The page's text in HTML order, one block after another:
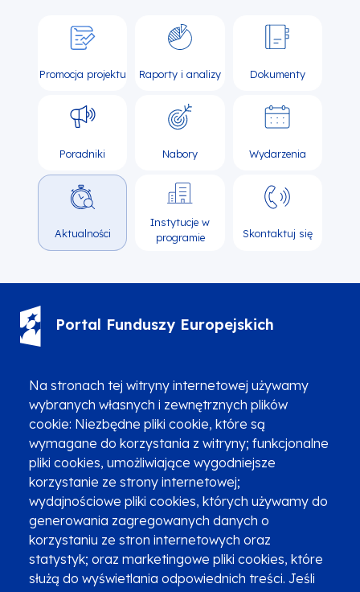
Na stronach tej witryny internetowej używamy
wybranych własnych i zewnętrznych plików
cookie: Niezbędne pliki cookie, które są
wymagane do korzystania z witryny; funkcjonalne
pliki cookies, umożliwiające wygodniejsze
korzystanie ze strony internetowej;
wydajnościowe pliki cookies, których używamy do
generowania zagregowanych danych o
korzystaniu ze stron internetowych oraz
statystyk; oraz marketingowe pliki cookies, które
służą do wyświetlania odpowiednich treści. Jeśli
Promocja projektu Raporty i analizy Dokumenty
Poradniki Nabory Wydarzenia
Aktualności
Instytucje w
programie
Skontaktuj się
Portal Funduszy Europejskich
Zgłoszenia podejrzenia niezgodności z KPP i KPON
Newsletter
Fundusze SMS-em
Najczęściej zadawane pytania
Promocja projektu